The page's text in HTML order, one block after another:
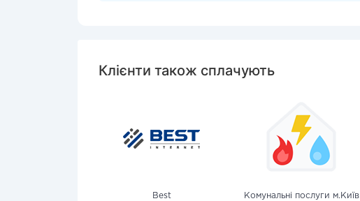
Клієнти також сплачують
Best
Комунальні послуги м.Київ